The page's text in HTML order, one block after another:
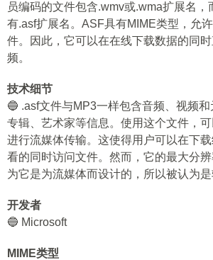
员编码的文件包含.wmv或.wma扩展名，
有.asf扩展名。ASF具有MIME类型，允
件。因此，它可以在在线下载数据的同
频。
技术细节
🔵 .asf文件与MP3一样包含音频、视频
专辑、艺术家等信息。使用这个文件，
进行流媒体传输。这使得用户可以在下
看的同时访问文件。然而，它的最大分
为它是为流媒体而设计的，所以被认为是
开发者
🔵 Microsoft
MIME类型